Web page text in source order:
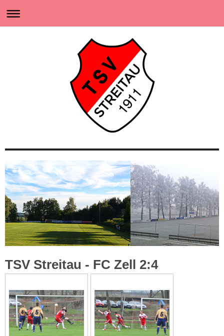
TSV Streitau - FC Zell 2:4